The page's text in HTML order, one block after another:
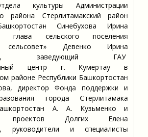
культуры Администрации
района Стерлитамакский район
Синебухова Ирина
глава сельского поселения
сельсовет» Девенко Ирина
заведующий ГАУ
центр г. Кумертау в
районе Республики Башкортостан
директор Фонда поддержки и
города Стерлитамака
А. А. Кузьменко и
проектов Долгих Елена
руководители и специалисты